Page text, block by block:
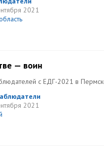
2021
— воин
с ЕДГ-2021 в
2021